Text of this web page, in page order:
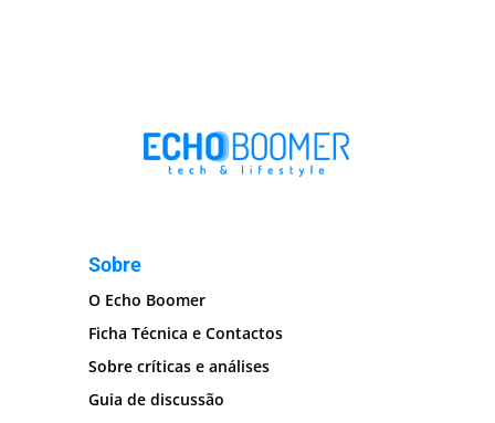
Sobre
O Echo Boomer
Ficha Técnica e Contactos
Sobre críticas e análises
Guia de discussão